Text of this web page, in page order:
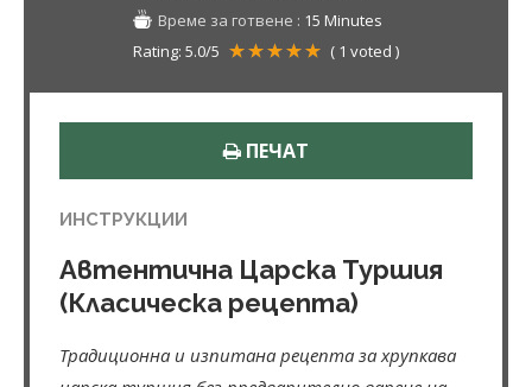
Време за готвене : 15 Minutes
Rating: 5.0/5 ( 1 voted )
ПЕЧАТ
ИНСТРУКЦИИ
Автентична Царска Туршия
(Класическа рецепта)
Традиционна и изпитана рецепта за хрупкава